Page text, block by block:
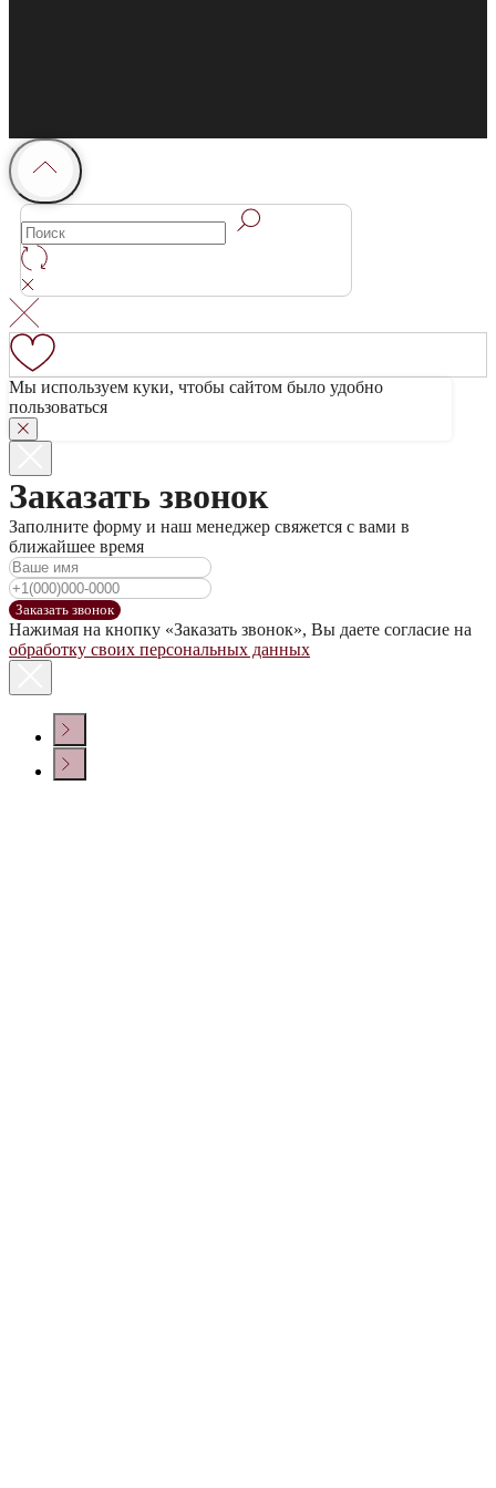
Мы используем куки, чтобы сайтом было удобно
пользоваться
Заказать звонок
Заполните форму и наш менеджер свяжется с вами в
ближайшее время
Заказать звонок
Нажимая на кнопку «Заказать звонок», Вы даете согласие на
обработку своих персональных данных